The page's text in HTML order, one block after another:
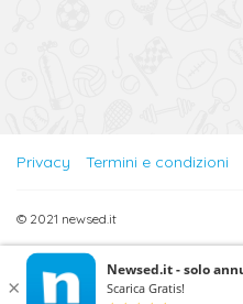
Privacy Termini e condizioni
© 2021 newsed.it